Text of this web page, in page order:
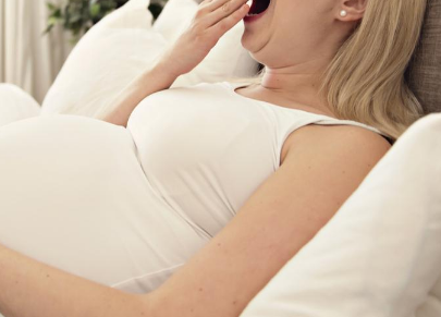
Vélo : et si vos douleurs
n’étaient pas liées à
l’effort ?
Les crises d’angoisse
peuvent-elles survenir
sans raison apparente ?
Fatigue en vacances :
normal ou signe d’une
maladie ?
: